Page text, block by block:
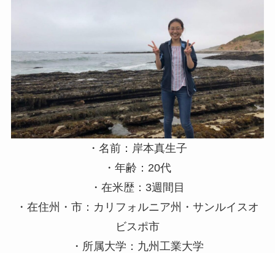
・名前：岸本真生子
・年齢：20代
・在米歴：3週間目
・在住州・市：カリフォルニア州・サンルイスオ
ビスポ市
・所属大学：九州工業大学